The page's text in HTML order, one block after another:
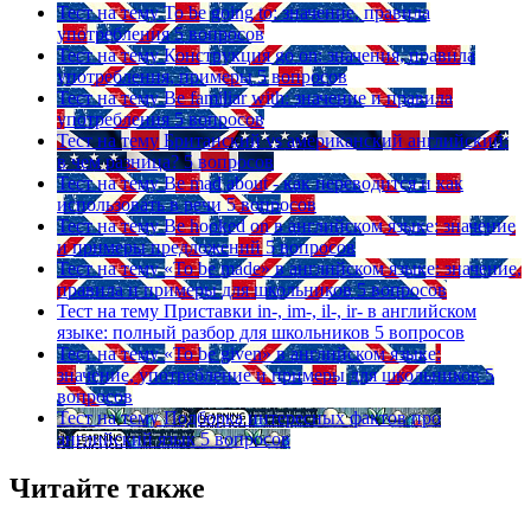
Тест на тему To be going to: значение, правила
употребления 5 вопросов
Тест на тему Конструкция go on: значения, правила
употребления, примеры 5 вопросов
Тест на тему Be familiar with: значение и правила
употребления 5 вопросов
Тест на тему Британский vs американский английский:
в чем разница? 5 вопросов
Тест на тему Be mad about - как переводится и как
использовать в речи 5 вопросов
Тест на тему Be hooked on в английском языке: значение
и примеры предложений 5 вопросов
Тест на тему «To be made» в английском языке: значение,
правила и примеры для школьников 5 вопросов
Тест на тему Приставки in-, im-, il-, ir- в английском
языке: полный разбор для школьников 5 вопросов
Тест на тему «To be given» в английском языке:
значение, употребление и примеры для школьников 5
вопросов
Тест на тему Подборка интересных фактов про
английский язык 5 вопросов
Читайте также